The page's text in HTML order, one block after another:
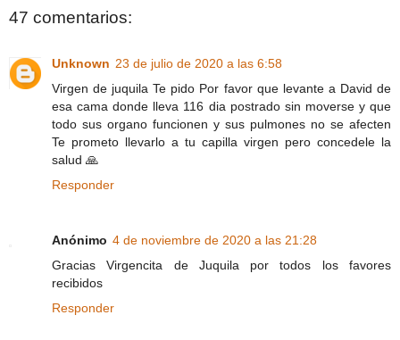
47 comentarios:
Unknown 23 de julio de 2020 a las 6:58
Virgen de juquila Te pido Por favor que levante a David de
esa cama donde lleva 116 dia postrado sin moverse y que
todo sus organo funcionen y sus pulmones no se afecten
Te prometo llevarlo a tu capilla virgen pero concedele la
salud 🙏
Responder
Anónimo 4 de noviembre de 2020 a las 21:28
Gracias Virgencita de Juquila por todos los favores
recibidos
Responder